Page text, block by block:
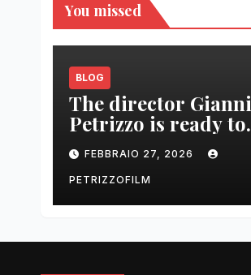
You missed
BLOG
The director Gianni
Petrizzo is ready to
tell Lessons in Love
FEBBRAIO 27, 2026
PETRIZZOFILM